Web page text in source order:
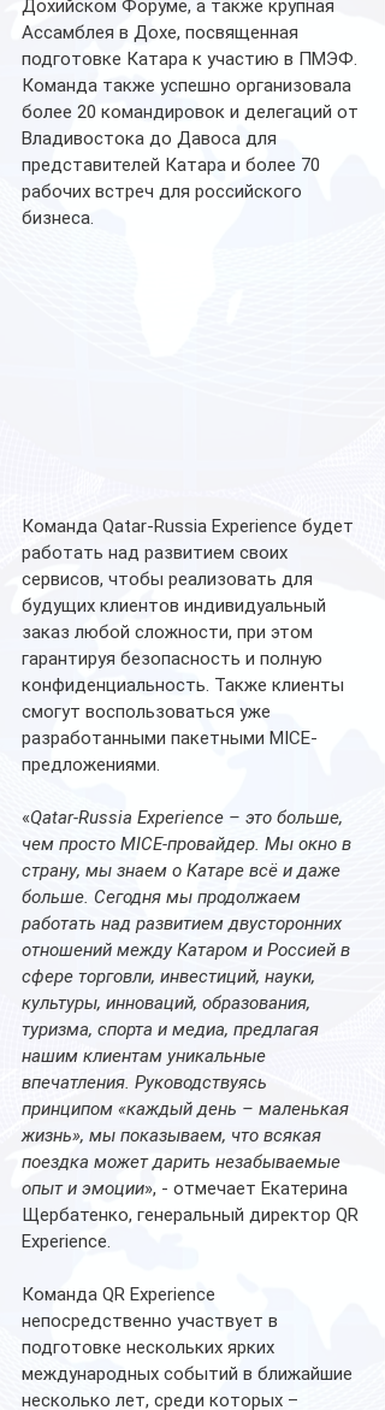
Дохийском Форуме, а также крупная
Ассамблея в Дохе, посвященная
подготовке Катара к участию в ПМЭФ.
Команда также успешно организовала
более 20 командировок и делегаций от
Владивостока до Давоса для
представителей Катара и более 70
рабочих встреч для российского
бизнеса.
Команда Qatar-Russia Experience будет
работать над развитием своих
сервисов, чтобы реализовать для
будущих клиентов индивидуальный
заказ любой сложности, при этом
гарантируя безопасность и полную
конфиденциальность. Также клиенты
смогут воспользоваться уже
разработанными пакетными MICE-
предложениями.
«Qatar-Russia Experience – это больше,
чем просто MICE-провайдер. Мы окно в
страну, мы знаем о Катаре всё и даже
больше. Сегодня мы продолжаем
работать над развитием двусторонних
отношений между Катаром и Россией в
сфере торговли, инвестиций, науки,
культуры, инноваций, образования,
туризма, спорта и медиа, предлагая
нашим клиентам уникальные
впечатления. Руководствуясь
принципом «каждый день – маленькая
жизнь», мы показываем, что всякая
поездка может дарить незабываемые
опыт и эмоции», - отмечает Екатерина
Щербатенко, генеральный директор QR
Experience.
Команда QR Experience
непосредственно участвует в
подготовке нескольких ярких
международных событий в ближайшие
несколько лет, среди которых –